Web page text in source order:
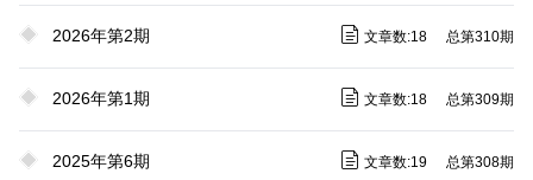
2026年第2期 文章数:18 总第310期
2026年第1期 文章数:18 总第309期
2025年第6期 文章数:19 总第308期